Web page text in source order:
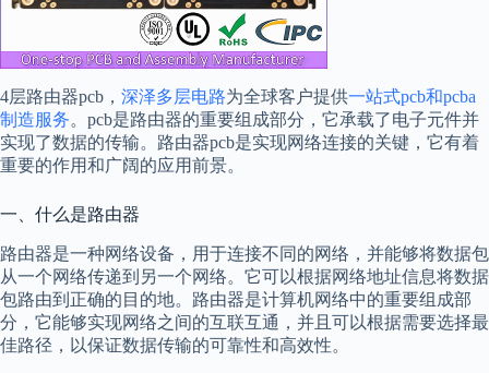
4层路由器pcb， 深泽多层电路为全球客户提供一站式pcb和pcba
制造服务。pcb是路由器的重要组成部分，它承载了电子元件并
实现了数据的传输。路由器pcb是实现网络连接的关键，它有着
重要的作用和广阔的应用前景。
一、什么是路由器
路由器是一种网络设备，用于连接不同的网络，并能够将数据包
从一个网络传递到另一个网络。它可以根据网络地址信息将数据
包路由到正确的目的地。路由器是计算机网络中的重要组成部
分，它能够实现网络之间的互联互通，并且可以根据需要选择最
佳路径，以保证数据传输的可靠性和高效性。